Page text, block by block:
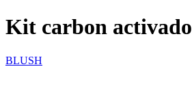
Kit carbon activado
BLUSH